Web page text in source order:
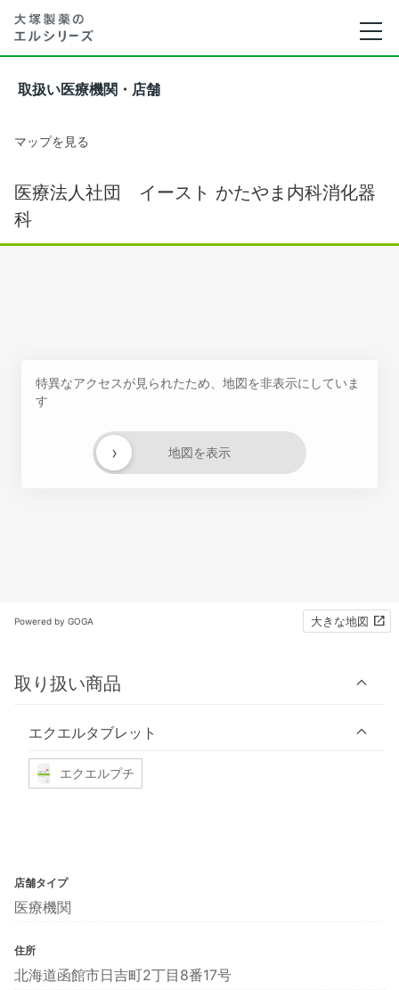
取扱い医療機関・店舗
マップを見る
医療法人社団 イースト かたやま内科消化器
科
特異なアクセスが見られたため、地図を非表示にしていま
す
地図を表示
›
Powered by GOGA 大きな地図
取り扱い商品
エクエルタブレット
エクエルプチ
店舗タイプ
医療機関
住所
北海道函館市日吉町2丁目8番17号